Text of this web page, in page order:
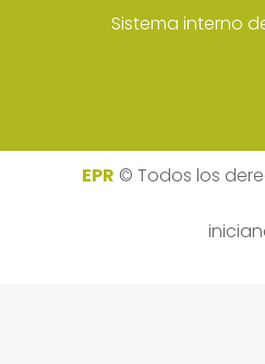
Sistema interno
EPR © Todos los